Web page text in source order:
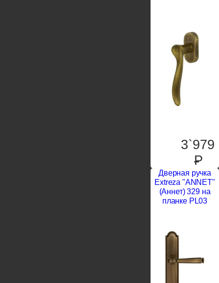
3`979
P
Дверная ручка
Extreza "ANNET"
(Аннет) 329 на
планке PL03